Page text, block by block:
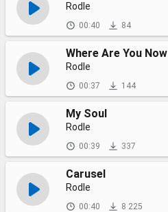
Rodle
00:40 84
Where Are You Now
Rodle
00:37 144
My Soul
Rodle
00:39 337
Carusel
Rodle
00:40 8 225